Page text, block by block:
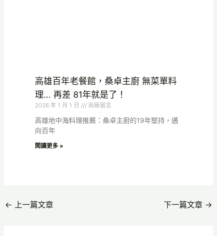
高雄百年老餐館，桑卓主廚 無菜單料
理… 再差 81年就是了！
2026 年 1 月 1 日 尚無留言
高雄地中海料理推薦：桑卓主廚的19年堅持，邁
向百年
閱讀更多 »
← 上一篇文章 下一篇文章 →